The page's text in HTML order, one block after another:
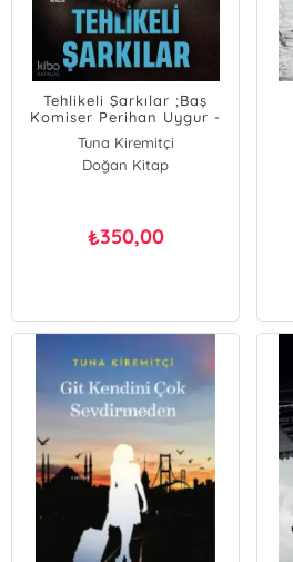
Tehlikeli Şarkılar ;Baş
Komiser Perihan Uygur -
Tuna Kiremitçi
Doğan Kitap
₺350,00